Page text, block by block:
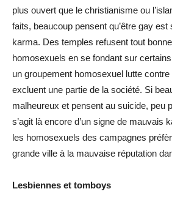
plus ouvert que le christianisme ou
faits, beaucoup pensent qu’être gay
karma. Des temples refusent tout
homosexuels en se fondant sur
un groupement homosexuel lutte
excluent une partie de la société. Si
malheureux et pensent au suicide, peu
s’agit là encore d’un signe de mauvais
les homosexuels des campagnes
grande ville à la mauvaise réputation
Lesbiennes et tomboys